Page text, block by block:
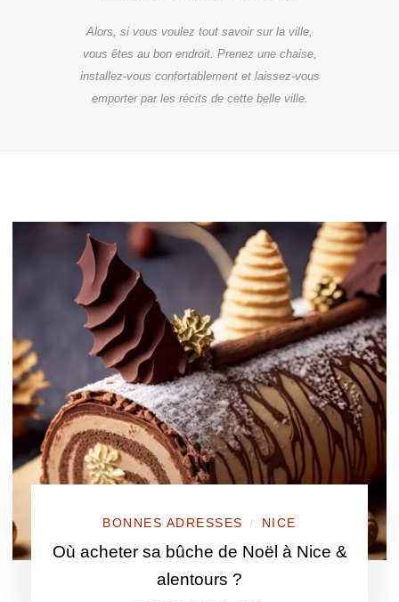
Alors, si vous voulez tout savoir sur la ville,
vous êtes au bon endroit. Prenez une chaise,
installez-vous confortablement et laissez-vous
emporter par les récits de cette belle ville.
BONNES ADRESSES / NICE
Où acheter sa bûche de Noël à Nice &
alentours ?